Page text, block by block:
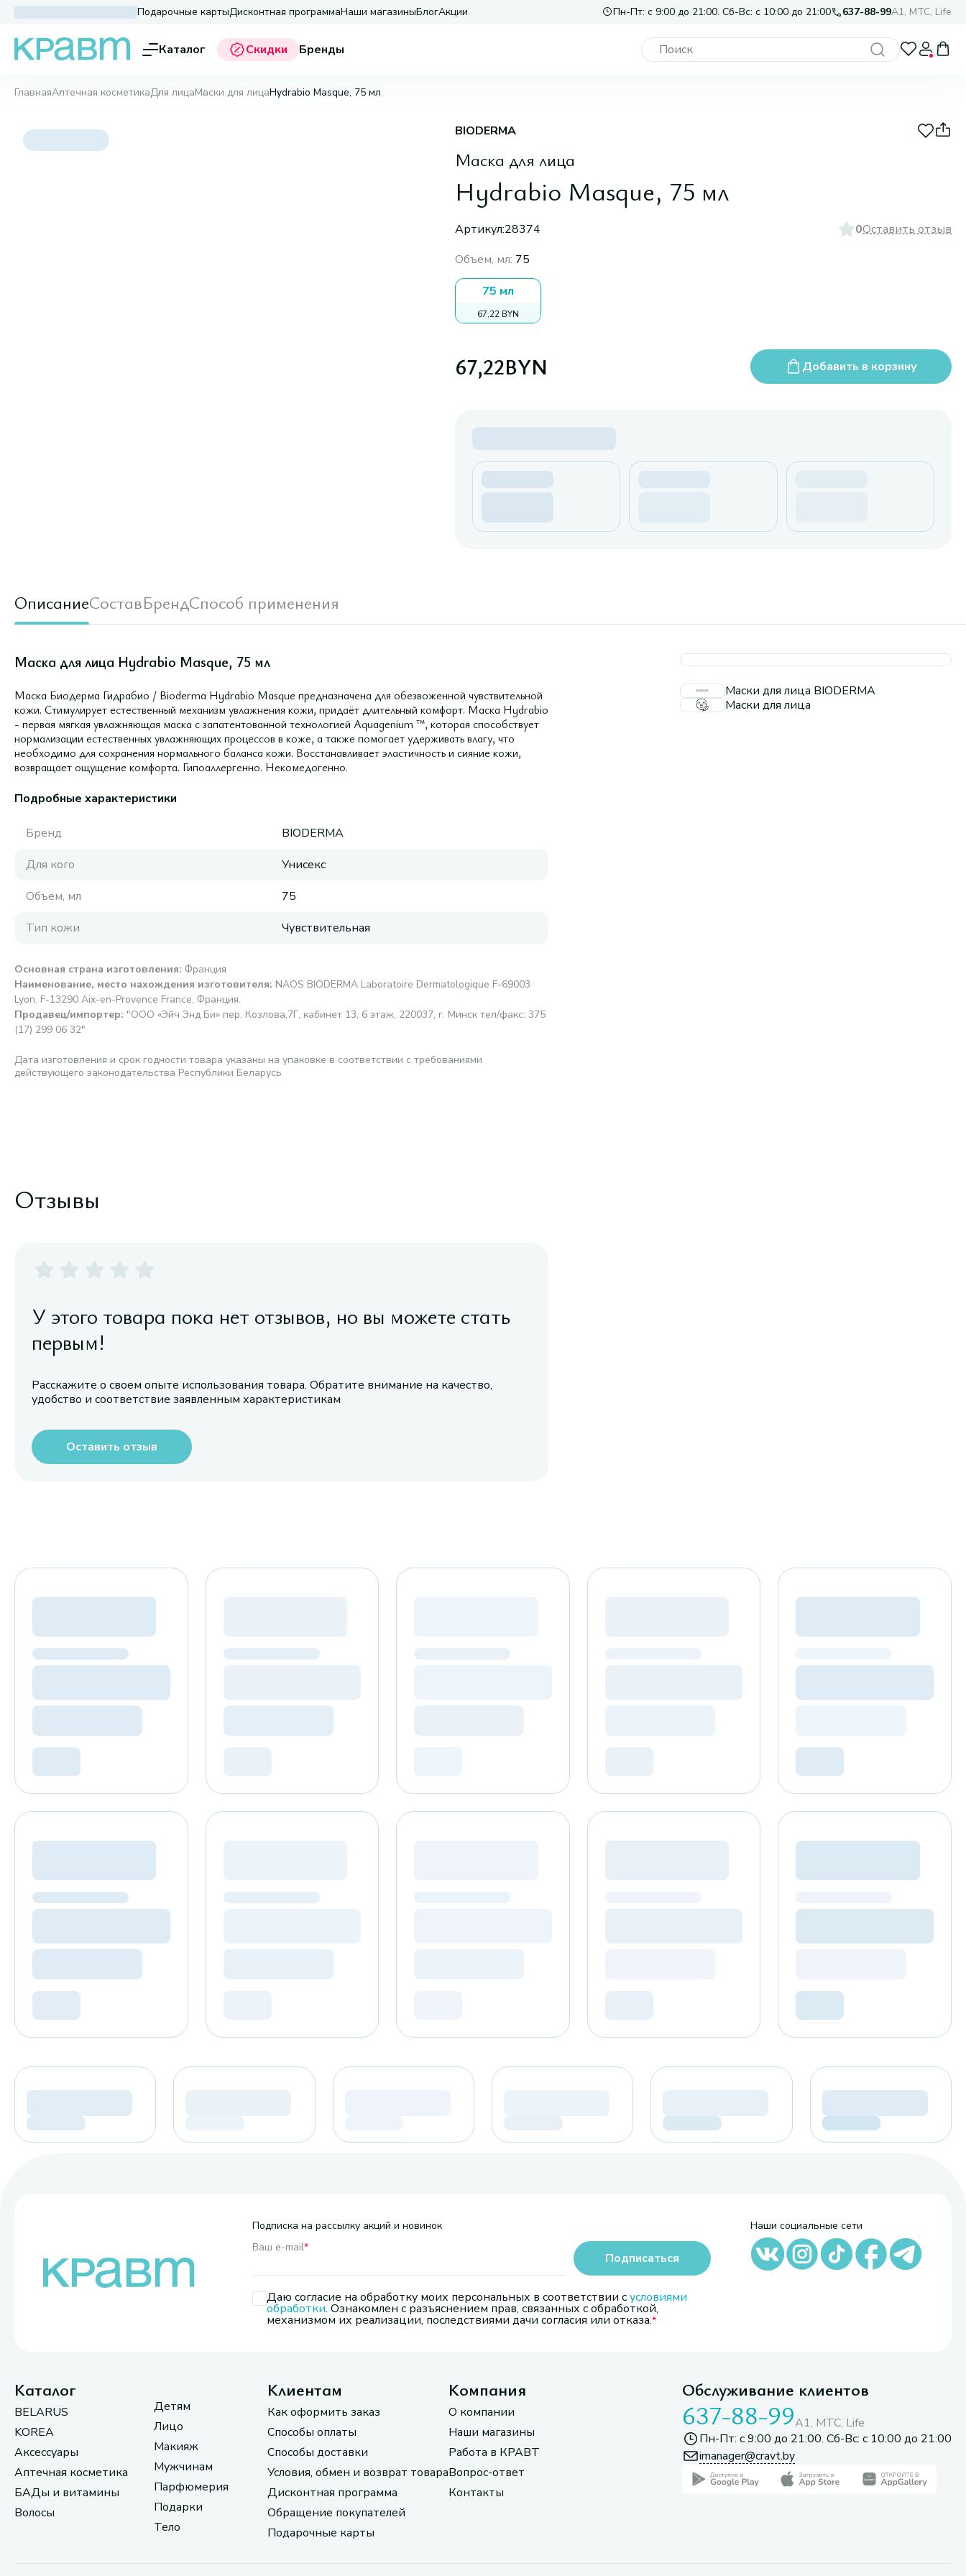
Подарочные картыДисконтная программаНаши магазиныБлогАкции Пн-Пт: с 9:00 до 21:00. Сб-Вс: с 10:00 до 21:00 637-88-99A1, МТС, Life
Каталог Скидки Бренды
ГлавнаяАптечная косметикаДля лицаМаски для лицаHydrabio Masque, 75 мл
BIODERMA
Маска для лица
Hydrabio Masque, 75 мл
Артикул:28374 0Оставить отзыв
Объем, мл: 75
75 мл
67,22 BYN
67,22BYN Добавить в корзину
ОписаниеСоставБрендСпособ применения
Маска для лица Hydrabio Masque, 75 мл
Маска Биодерма Гидрабио / Bioderma Hydrabio Masque предназначена для обезвоженной чувствительной
кожи. Стимулирует естественный механизм увлажнения кожи, придаёт длительный комфорт. Маска Hydrabio
- первая мягкая увлажняющая маска с запатентованной технологией Aquagenium ™, которая способствует
нормализации естественных увлажняющих процессов в коже, а также помогает удерживать влагу, что
необходимо для сохранения нормального баланса кожи. Восстанавливает эластичность и сияние кожи,
возвращает ощущение комфорта. Гипоаллергенно. Некомедогенно.
Подробные характеристики
Бренд
BIODERMA
Для кого
Унисекс
Объем, мл
75
Тип кожи
Чувствительная
Основная страна изготовления: Франция
Наименование, место нахождения изготовителя: NAOS BIODERMA Laboratoire Dermatologique F-69003
Lyon. F-13290 Aix-en-Provence France, Франция.
Продавец/импортер: "ООО «Эйч Энд Би» пер. Козлова,7Г, кабинет 13, 6 этаж, 220037, г. Минск тел/факс: 375
(17) 299 06 32"
Дата изготовления и срок годности товара указаны на упаковке в соответствии с требованиями
действующего законодательства Республики Беларусь
Маски для лица BIODERMA
Маски для лица
Отзывы
У этого товара пока нет отзывов, но вы можете стать
первым!
Расскажите о своем опыте использования товара. Обратите внимание на качество,
удобство и соответствие заявленным характеристикам
Оставить отзыв
Подписка на рассылку акций и новинок
Ваш e-mail*
Даю согласие на обработку моих персональных в соответствии сусловиями
обработки. Ознакомлен с разъяснением прав, связанных с обработкой,
механизмом их реализации, последствиями дачи согласия или отказа.
Подписаться
Наши социальные сети
Каталог
BELARUS
KOREA
Аксессуары
Аптечная косметика
БАДы и витамины
Волосы
Детям
Лицо
Макияж
Мужчинам
Парфюмерия
Подарки
Тело
Клиентам
Как оформить заказ
Способы оплаты
Способы доставки
Условия, обмен и возврат товара
Дисконтная программа
Обращение покупателей
Подарочные карты
Компания
О компании
Наши магазины
Работа в КРАВТ
Вопрос-ответ
Контакты
Обслуживание клиентов
637-88-99A1, МТС, Life
Пн-Пт: с 9:00 до 21:00. Сб-Вс: с 10:00 до 21:00
imanager@cravt.by